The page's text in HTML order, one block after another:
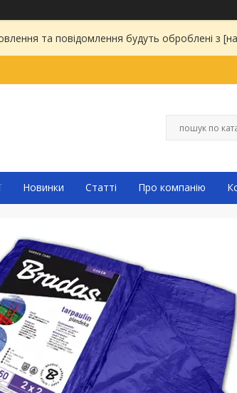
та повідомлення будуть оброблені
Новинки Статті Про компанію